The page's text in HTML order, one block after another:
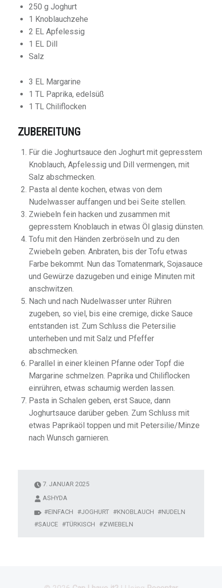
250 g Joghurt
1 Knoblauchzehe
2 EL Apfelessig
1 EL Dill
Salz
3 EL Margarine
1 TL Paprika, edelsüß
1 TL Chiliflocken
ZUBEREITUNG
Für die Joghurtsauce den Joghurt mit gepresstem
Knoblauch, Apfelessig und Dill vermengen, mit
Salz abschmecken.
Pasta al dente kochen, etwas von dem
Nudelwasser auffangen und bei Seite stellen.
Zwiebeln fein hacken und zusammen mit
gepresstem Knoblauch in etwas Öl glasig dünsten.
Tofu mit den Händen zerbröseln und zu den
Zwiebeln geben. Anbraten, bis der Tofu etwas
Farbe bekommt. Nun das Tomatenmark, Sojasauce
und Gewürze dazugeben und einige Minuten mit
anschwitzen.
Nach und nach Nudelwasser unter Rühren
zugeben, so viel, bis eine cremige, dicke Sauce
entstanden ist. Zum Schluss die Petersilie
unterheben und mit Salz und Pfeffer
abschmecken.
Parallel in einer kleinen Pfanne oder Topf die
Margarine schmelzen. Paprika und Chiliflocken
einrühren, etwas schaumig werden lassen.
Pasta in Schalen geben, erst Sauce, dann
Joghurtsauce darüber geben. Zum Schluss mit
etwas Paprikaöl toppen und mit Petersilie/Minze
nach Wunsch garnieren.
7. JANUAR 2025
ASHYDA
EINFACH
JOGHURT KNOBLAUCH
NUDELN
SAUCE
TÜRKISCH ZWIEBELN